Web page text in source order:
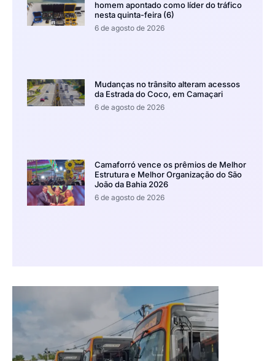
homem apontado como líder do tráfico
nesta quinta-feira (6)
6 de agosto de 2026
Mudanças no trânsito alteram acessos
da Estrada do Coco, em Camaçari
6 de agosto de 2026
Camaforró vence os prêmios de Melhor
Estrutura e Melhor Organização do São
João da Bahia 2026
6 de agosto de 2026